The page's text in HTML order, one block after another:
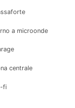
a microonde
centrale
fi